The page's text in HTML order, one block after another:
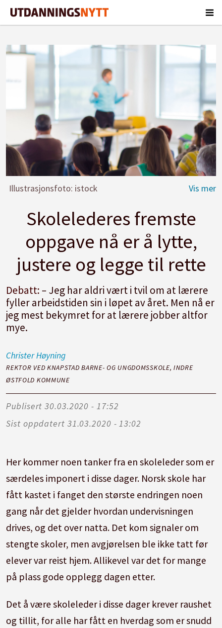
Illustrasjonsfoto: istock
Skolelederes fremste
oppgave nå er å lytte,
justere og legge til rette
Debatt: – Jeg har aldri vært i tvil om at lærere
fyller arbeidstiden sin i løpet av året. Men nå er
jeg mest bekymret for at lærere jobber altfor
mye.
ChristerHøyning
REKTOR VED KNAPSTAD BARNE- OG UNGDOMSSKOLE, INDRE
ØSTFOLD KOMMUNE
Publisert
30.03.2020 - 17:52
Sist oppdatert
31.03.2020 - 13:02
Her kommer noen tanker fra en skoleleder som er
særdeles imponert i disse dager. Norsk skole har
fått kastet i fanget den største endringen noen
gang når det gjelder hvordan undervisningen
drives, og det over natta. Det kom signaler om
stengte skoler, men avgjørelsen ble ikke tatt før
elever var reist hjem. Allikevel var det for mange
på plass gode opplegg dagen etter.
Det å være skoleleder i disse dager krever raushet
og tillit, for alle har fått en hverdag som er snudd